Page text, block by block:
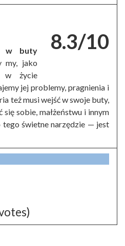
8.3/10
w buty
my, jako
w życie
jej problemy, pragnienia i
też musi wejść w swoje buty,
sobie, małżeństwu i innym
tego świetne narzędzie — jest